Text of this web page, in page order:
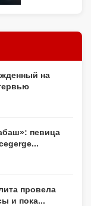
на
певица
провела
и пока...